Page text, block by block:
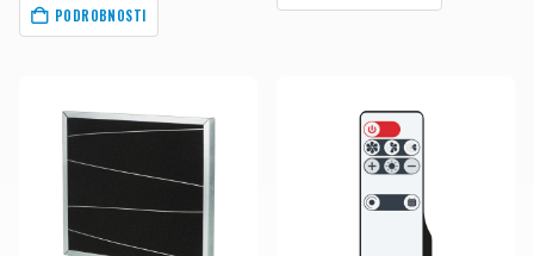
PODROBNOSTI